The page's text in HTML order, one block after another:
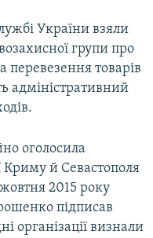
України взяли
групи про
перевезення товарів
адміністративний
оголосила
Криму й Севастополя
2015 року
підписав
організації визнали